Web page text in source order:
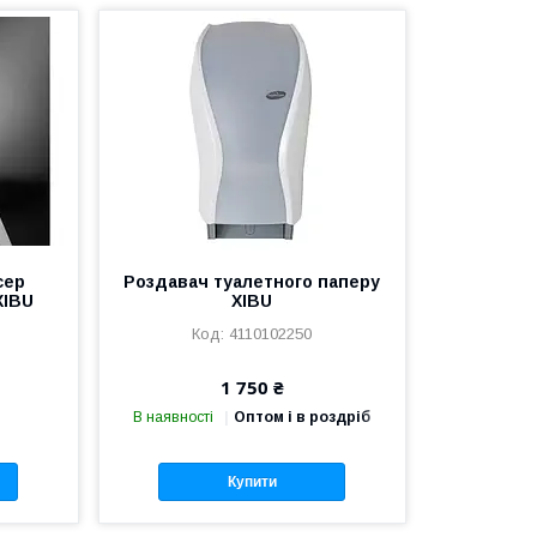
Роздавач туалетного паперу
XIBU
4110102250
1 750 ₴
В наявності Оптом і в роздріб
Купити